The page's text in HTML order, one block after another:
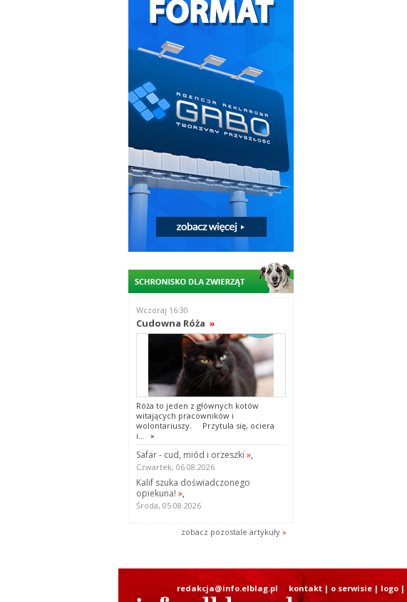
Wczoraj 16:30
Cudowna Róża »
Róża to jeden z głównych kotów
witających pracowników i
wolontariuszy. Przytula się, ociera
i... »
Safar - cud, miód i orzeszki »,
Czwartek, 06.08.2026
Kalif szuka doświadczonego
opiekuna! »,
Środa, 05.08.2026
zobacz pozostale artykuły »
redakcja@info.elblag.pl kontakt| o serwisie| logo|